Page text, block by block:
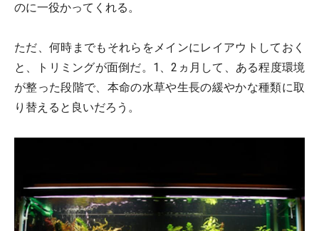
のに一役かってくれる。
ただ、何時までもそれらをメインにレイアウトしておく
と、トリミングが面倒だ。1、2ヵ月して、ある程度環境
が整った段階で、本命の水草や生長の緩やかな種類に取
り替えると良いだろう。